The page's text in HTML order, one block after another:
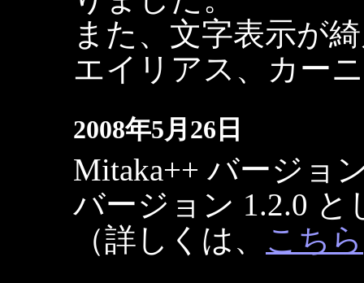
また、文字表示が
エイリアス、カー
2008年5月26日
Mitaka++ バージョ
バージョン 1.2.0
（詳しくは、 こちら